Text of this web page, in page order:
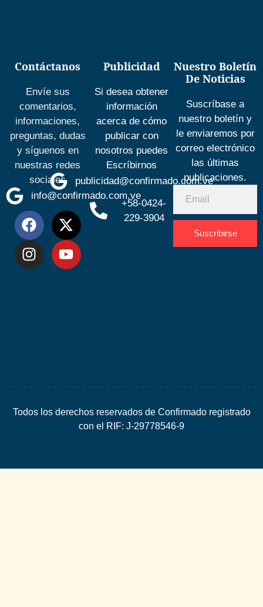
Contáctanos
Envíe sus
comentarios,
informaciones,
preguntas, dudas
y síguenos en
nuestras redes
sociales
info@confirmado.com.ve
Publicidad
Si desea obtener
información
acerca de cómo
publicar con
nosotros puedes
Escríbirnos
publicidad@confirmado.com.ve
+58-0424-
229-3904
Nuestro Boletín
De Noticias
Suscríbase a
nuestro boletín y
le enviaremos por
correo electrónico
las últimas
publicaciones.
Suscribirse
Todos los derechos reservados de Confirmado registrado
con el RIF: J-29778546-9